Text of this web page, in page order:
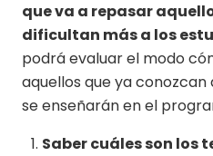
que va a repasar
dificultan más a los
podrá evaluar el modo
aquellos que ya
se enseñarán en el
Saber cuáles son los